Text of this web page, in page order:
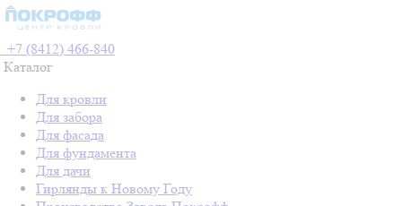
+7 (8412) 466-840
Каталог
Для кровли
Для забора
Для фасада
Для фундамента
Для дачи
Гирлянды к Новому Году